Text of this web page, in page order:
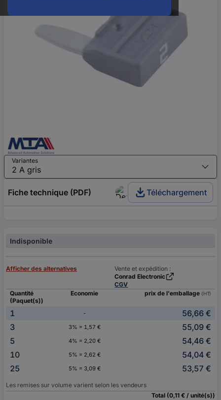
Variantes
Fiche technique (PDF) Téléchargement
Indisponible
Afficher des alternatives
Vente et expédition :
Conrad Electronic
CGV
Quantité
(Paquet(s))
Economie prix de l'emballage (HT)
1 -
56,66 €
3
3% = 1,57 €
55,09 €
5
4% = 2,20 €
54,46 €
10
5% = 2,62 €
54,04 €
25
5% = 3,09 € 53,57 €
Les remises sur volume varient selon les vendeurs
Total (0,11 € / unité(s))